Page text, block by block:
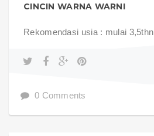
CINCIN WARNA WARNI
Rekomendasi usia : mulai 3,5thn
0 Comments